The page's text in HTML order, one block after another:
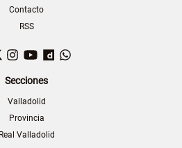
Contacto
RSS
TwitterInstagram
YouTubeDailymotion
Secciones
Valladolid
Provincia
Real Valladolid